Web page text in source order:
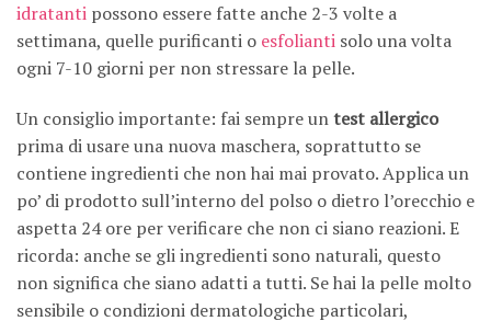
idratanti possono essere fatte anche 2-3 volte a
settimana, quelle purificanti o esfolianti solo una volta
ogni 7-10 giorni per non stressare la pelle.
Un consiglio importante: fai sempre untest allergico
prima di usare una nuova maschera, soprattutto se
contiene ingredienti che non hai mai provato. Applica un
po’ di prodotto sull’interno del polso o dietro l’orecchio e
aspetta 24 ore per verificare che non ci siano reazioni. E
ricorda: anche se gli ingredienti sono naturali, questo
non significa che siano adatti a tutti. Se hai la pelle molto
sensibile o condizioni dermatologiche particolari,